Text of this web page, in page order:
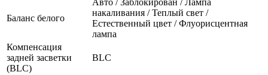
Баланс белого
накаливания / Теплый свет /
Естественный цвет / Флуорисцентная
лампа
Компенсация
задней засветки
(BLC)
BLC